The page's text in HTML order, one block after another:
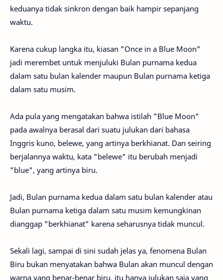
keduanya tidak sinkron dengan baik hampir sepanjang
waktu.
Karena cukup langka itu, kiasan "Once in a Blue Moon"
jadi merembet untuk menjuluki Bulan purnama kedua
dalam satu bulan kalender maupun Bulan purnama ketiga
dalam satu musim.
Ada pula yang mengatakan bahwa istilah "Blue Moon"
pada awalnya berasal dari suatu julukan dari bahasa
Inggris kuno, belewe, yang artinya berkhianat. Dan seiring
berjalannya waktu, kata "belewe" itu berubah menjadi
"blue", yang artinya biru.
Jadi, Bulan purnama kedua dalam satu bulan kalender atau
Bulan purnama ketiga dalam satu musim kemungkinan
dianggap "berkhianat" karena seharusnya tidak muncul.
Sekali lagi, sampai di sini sudah jelas ya, fenomena Bulan
Biru bukan menyatakan bahwa Bulan akan muncul dengan
warna yang benar-benar biru, itu hanya julukan saja yang